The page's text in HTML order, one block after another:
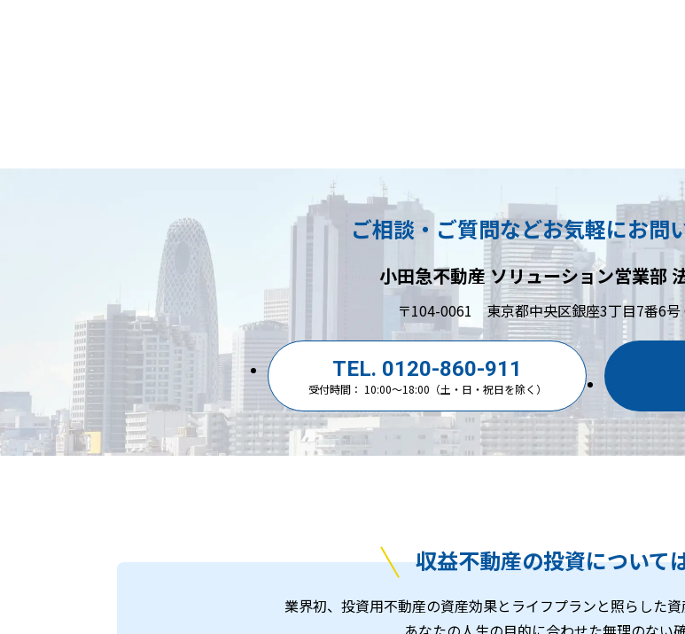
ご相談・ご質問などお気軽にお問
小田急不動産 ソリューション営業部
〒104-0061東京都中央区銀座3丁目7番6号
TEL. 0120-860-911
受付時間： 10:00～18:00（土・日・祝日を除く）
収益不動産の投資について
業界初、投資用不動産の資産効果とライフプランと照らした資